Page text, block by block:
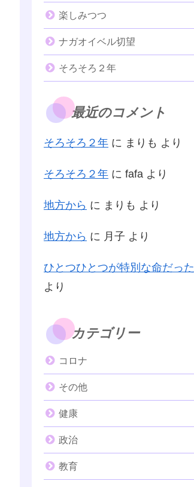
楽しみつつ
ナガオイベル切望
そろそろ２年
最近のコメント
そろそろ２年 に まりも より
そろそろ２年 に fafa より
地方から に まりも より
地方から に 月子 より
ひとつひとつが特別な命だった
より
カテゴリー
コロナ
その他
健康
政治
教育